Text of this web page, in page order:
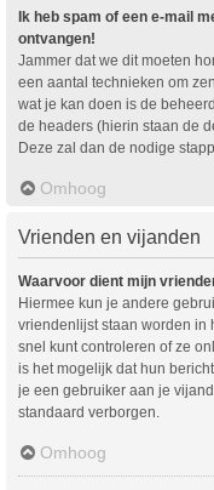
Ik heb spam of een e-mail
ontvangen!
Jammer dat we dit moeten
een aantal technieken om
wat je kan doen is de
de headers (hierin staan de
Deze zal dan de nodige
Omhoog
Vrienden en vijanden
Waarvoor dient mijn
Hiermee kun je andere
vriendenlijst staan worden in
snel kunt controleren of ze
is het mogelijk dat hun
je een gebruiker aan je
standaard verborgen.
Omhoog